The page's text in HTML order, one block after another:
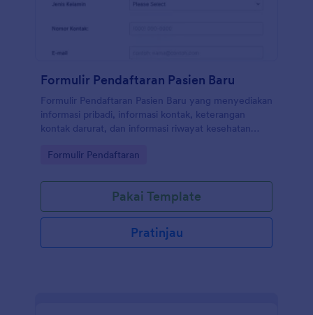
Formulir Pendaftaran Pasien Baru
Formulir Pendaftaran Pasien Baru yang menyediakan
informasi pribadi, informasi kontak, keterangan
kontak darurat, dan informasi riwayat kesehatan
pendaftaran yang lebih mudah dan lebih cepat.
untuk mengubah Formulir Pendaftaran Pasien Baru
sesuai dengan kebutuhan Anda. Anda juga dapat
menyinkronkan kiriman tanggapan dan unggahan ke
akun Ada yang lain secara otomatis dengan 100+
integrasi formulir gratis kami, seperti Google Drive,
Go to Category:
Formulir Pendaftaran
Pakai Template
Pratinjau